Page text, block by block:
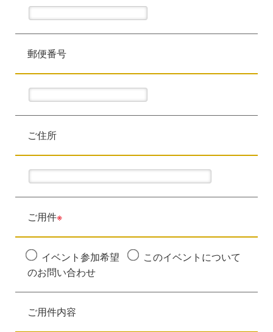
郵便番号
ご住所
ご用件※
イベント参加希望
このイベントについて
のお問い合わせ
ご用件内容